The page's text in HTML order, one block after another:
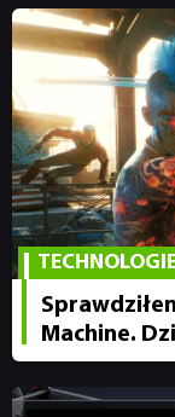
Machine.